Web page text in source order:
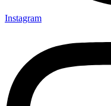
Instagram